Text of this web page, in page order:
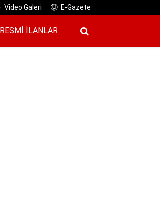
Video Galeri E-Gazete
RESMI İ̇LANLAR